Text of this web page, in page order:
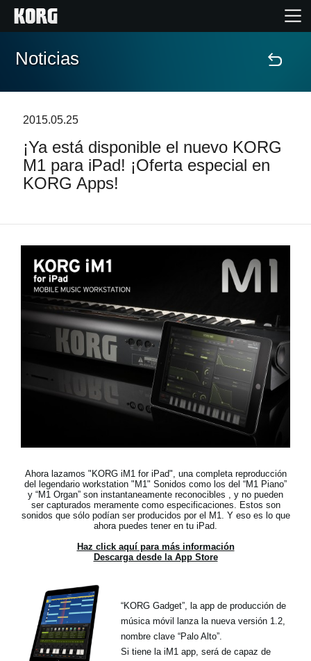
Inicio
Características
Eventos
Soporte
Localizador de Tiendas
Noticias
Ubicación
Redes Sociales
Noticias
2015.05.25
¡Ya está disponible el nuevo KORG
M1 para iPad! ¡Oferta especial en
KORG Apps!
Ahora lazamos "KORG iM1 for iPad", una completa reproducción
del legendario workstation "M1" Sonidos como los del “M1 Piano”
y “M1 Organ” son instantaneamente reconocibles , y no pueden
ser capturados meramente como especificaciones. Estos son
sonidos que sólo podían ser producidos por el M1. Y eso es lo que
ahora puedes tener en tu iPad.
Haz click aquí para más información
Descarga desde la App Store
“KORG Gadget”, la app de producción de
música móvil lanza la nueva versión 1.2,
nombre clave “Palo Alto”.
Si tiene la iM1 app, será de capaz de